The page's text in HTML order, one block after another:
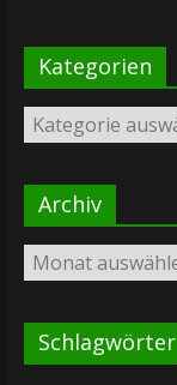
Kategorien
Kategorien
Archiv
Archiv
Schlagwörter